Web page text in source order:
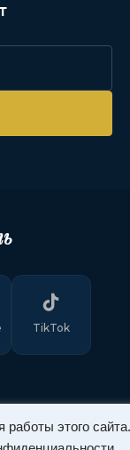
этого сайта.
TikTok